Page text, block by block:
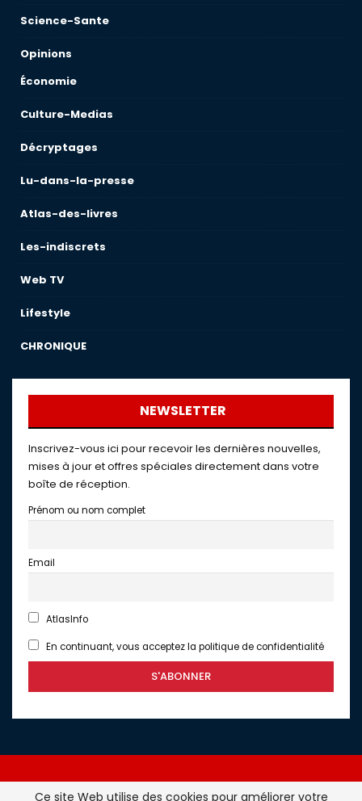
Science-Sante
Opinions
Économie
Culture-Medias
Décryptages
Lu-dans-la-presse
Atlas-des-livres
Les-indiscrets
Web TV
Lifestyle
CHRONIQUE
NEWSLETTER
Inscrivez-vous ici pour recevoir les dernières nouvelles,
mises à jour et offres spéciales directement dans votre
boîte de réception.
Prénom ou nom complet
Email
AtlasInfo
En continuant, vous acceptez la politique de confidentialité
Ce site Web utilise des cookies pour améliorer votre